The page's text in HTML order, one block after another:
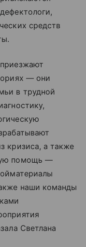
средств
— они
в трудной
кризиса, а также
помощь —
наши команды
Светлана